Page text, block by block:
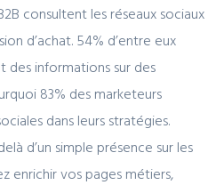
consultent les réseaux sociaux
d’achat. 54% d’entre eux
des informations sur des
83% des marketeurs
dans leurs stratégies.
d’un simple présence sur les
enrichir vos pages métiers,